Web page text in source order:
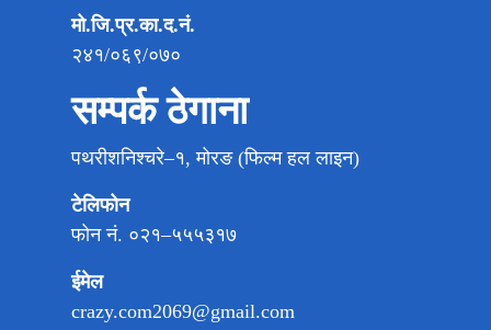
मो.जि.प्र.का.द.नं.
२४१/०६९/०७०
सम्पर्क ठेगाना
पथरीशनिश्चरे–१, मोरङ (फिल्म हल लाइन)
टेलिफोन
फोन नं. ०२१–५५५३१७
ईमेल
crazy.com2069@gmail.com